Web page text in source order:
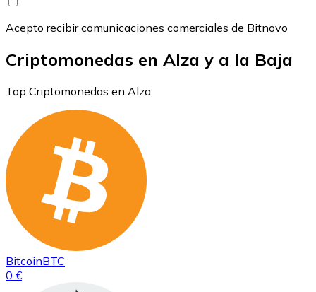
Acepto recibir comunicaciones comerciales de Bitnovo
Criptomonedas en Alza y a la Baja
Top Criptomonedas en Alza
BitcoinBTC
0 €